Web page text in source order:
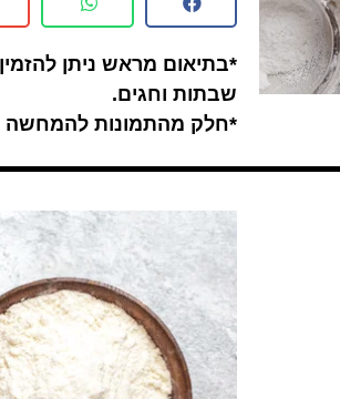
*בתיאום מראש ניתן
שבתות וחגים.
*חלק מהתמונות להמחשה